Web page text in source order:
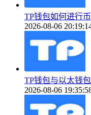
TP钱包如何进行
2026-08-06
TP钱包与以太钱
2026-08-06